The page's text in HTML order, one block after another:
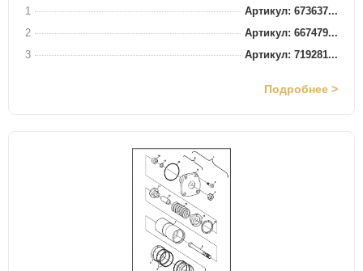
1
Артикул: 673637...
2
Артикул: 667479...
3
Артикул: 719281...
Подробнее >